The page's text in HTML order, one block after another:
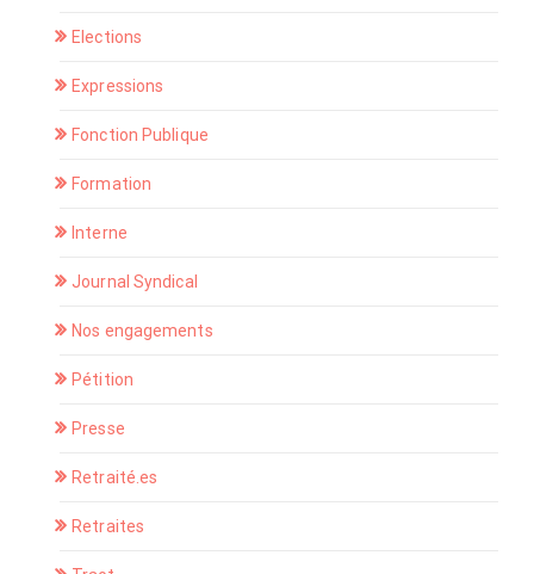
Elections
Expressions
Fonction Publique
Formation
Interne
Journal Syndical
Nos engagements
Pétition
Presse
Retraité.es
Retraites